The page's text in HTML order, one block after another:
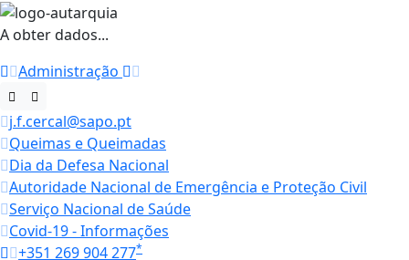
A obter dados...
Administração
j.f.cercal@sapo.pt
Queimas e Queimadas
Dia da Defesa Nacional
Autoridade Nacional de Emergência e Proteção Civil
Serviço Nacional de Saúde
Covid-19 - Informações
+351 269 904 277*